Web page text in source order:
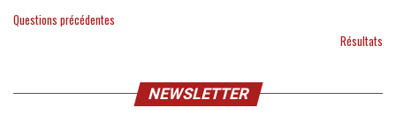
Questions précédentes
Résultats
NEWSLETTER